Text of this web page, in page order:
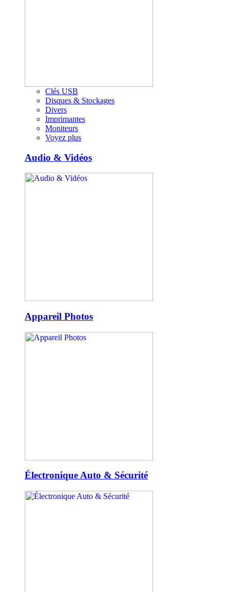
Clés USB
Disques & Stockages
Divers
Imprimantes
Moniteurs
Voyez plus
Audio & Vidéos
Appareil Photos
Électronique Auto & Sécurité